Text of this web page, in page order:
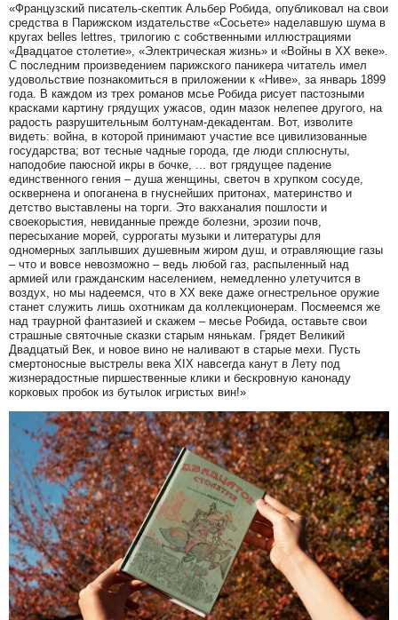
«Французский писатель-скептик Альбер Робида, опубликовал на свои
средства в Парижском издательстве «Сосьете» наделавшую шума в
кругах belles lettres, трилогию с собственными иллюстрациями
«Двадцатое столетие», «Электрическая жизнь» и «Войны в XX веке».
С последним произведением парижского паникера читатель имел
удовольствие познакомиться в приложении к «Ниве», за январь 1899
года. В каждом из трех романов мсье Робида рисует пастозными
красками картину грядущих ужасов, один мазок нелепее другого, на
радость разрушительным болтунам-декадентам. Вот, изволите
видеть: война, в которой принимают участие все цивилизованные
государства; вот тесные чадные города, где люди сплюснуты,
наподобие паюсной икры в бочке, ... вот грядущее падение
единственного гения – душа женщины, светоч в хрупком сосуде,
осквернена и опоганена в гнуснейших притонах, материнство и
детство выставлены на торги. Это вакханалия пошлости и
своекорыстия, невиданные прежде болезни, эрозии почв,
пересыхание морей, суррогаты музыки и литературы для
одномерных заплывших душевным жиром душ, и отравляющие газы
– что и вовсе невозможно – ведь любой газ, распыленный над
армией или гражданским населением, немедленно улетучится в
воздух, но мы надеемся, что в ХХ веке даже огнестрельное оружие
станет служить лишь охотникам да коллекционерам. Посмеемся же
над траурной фантазией и скажем – месье Робида, оставьте свои
страшные святочные сказки старым нянькам. Грядет Великий
Двадцатый Век, и новое вино не наливают в старые мехи. Пусть
смертоносные выстрелы века XIX навсегда канут в Лету под
жизнерадостные пиршественные клики и бескровную канонаду
корковых пробок из бутылок игристых вин!»